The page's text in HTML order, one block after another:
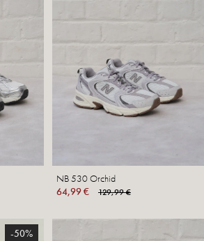
NB 530 Orchid
64,99 €
129,99 €
-50%